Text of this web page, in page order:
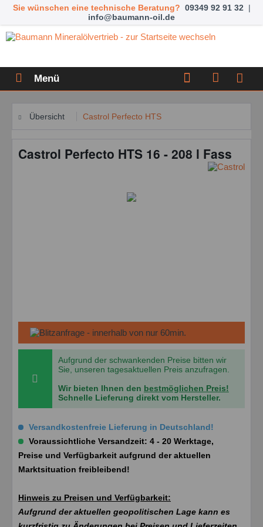
Sie wünschen eine technische Beratung? 09349 92 91 32 |
info@baumann-oil.de
Menü
Übersicht Castrol Perfecto HTS
Castrol Perfecto HTS 16 - 208 l Fass
Aufgrund der schwankenden Preise bitten wir
Sie, unseren tagesaktuellen Preis anzufragen.
Wir bieten Ihnen den bestmöglichen Preis!
Schnelle Lieferung direkt vom Hersteller.
Versandkostenfreie Lieferung in Deutschland!
Voraussichtliche Versandzeit: 4 - 20 Werktage,
Preise und Verfügbarkeit aufgrund der aktuellen
Marktsituation freibleibend!
Hinweis zu Preisen und Verfügbarkeit:
Aufgrund der aktuellen geopolitischen Lage kann es